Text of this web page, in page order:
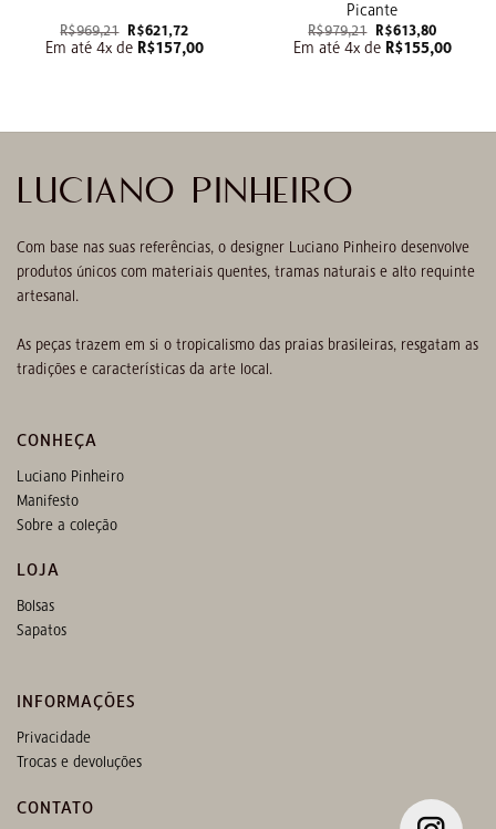
R$969,21
O
preço
R$621,72O
preço
Em até 4x de R$157,00
Picante
R$979,21
O
preço
R$613,80O
preço
Em até 4x de R$155,00
LUCIANO PINHEIRO
Com base nas suas referências, o designer Luciano Pinheiro desenvolve
produtos únicos com materiais quentes, tramas naturais e alto requinte
artesanal.
As peças trazem em si o tropicalismo das praias brasileiras, resgatam as
tradições e características da arte local.
CONHEÇA
Luciano Pinheiro
Manifesto
Sobre a coleção
LOJA
Bolsas
Sapatos
INFORMAÇÕES
Privacidade
Trocas e devoluções
CONTATO